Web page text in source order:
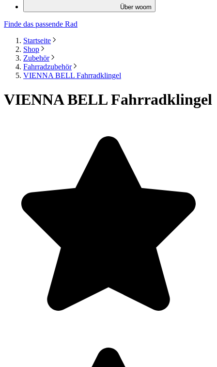
Über woom
Finde das passende Rad
Startseite
Shop
Zubehör
Fahrradzubehör
VIENNA BELL Fahrradklingel
VIENNA BELL Fahrradklingel